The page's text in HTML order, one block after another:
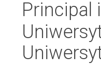
Principal